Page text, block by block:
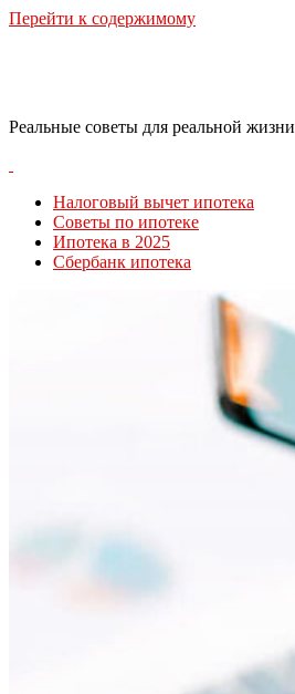
Перейти к содержимому
Реальные советы для реальной жизни
Налоговый вычет ипотека
Советы по ипотеке
Ипотека в 2025
Сбербанк ипотека